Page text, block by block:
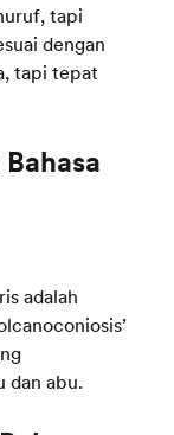
tapi
dengan
tapi tepat
adalah
dan abu.